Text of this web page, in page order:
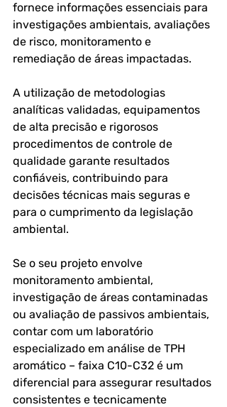
fornece informações essenciais para
investigações ambientais, avaliações
de risco, monitoramento e
remediação de áreas impactadas.
A utilização de metodologias
analíticas validadas, equipamentos
de alta precisão e rigorosos
procedimentos de controle de
qualidade garante resultados
confiáveis, contribuindo para
decisões técnicas mais seguras e
para o cumprimento da legislação
ambiental.
Se o seu projeto envolve
monitoramento ambiental,
investigação de áreas contaminadas
ou avaliação de passivos ambientais,
contar com um laboratório
especializado em análise de TPH
aromático – faixa C10-C32 é um
diferencial para assegurar resultados
consistentes e tecnicamente